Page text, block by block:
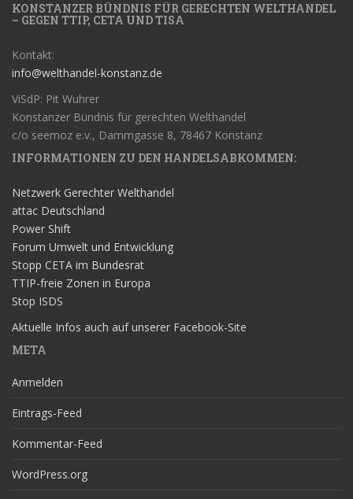
KONSTANZER BÜNDNIS FÜR GERECHTEN WELTHANDEL
– GEGEN TTIP, CETA UND TISA
Kontakt:
info@welthandel-konstanz.de
ViSdP: Pit Wuhrer
Konstanzer Bündnis für gerechten Welthandel
c/o seemoz e.v., Dammgasse 8, 78467 Konstanz
INFORMATIONEN ZU DEN HANDELSABKOMMEN:
Netzwerk Gerechter Welthandel
attac Deutschland
Power Shift
Forum Umwelt und Entwicklung
Stopp CETA im Bundesrat
TTIP-freie Zonen in Europa
Stop ISDS
Aktuelle Infos auch auf unserer Facebook-Site
META
Anmelden
Eintrags-Feed
Kommentar-Feed
WordPress.org